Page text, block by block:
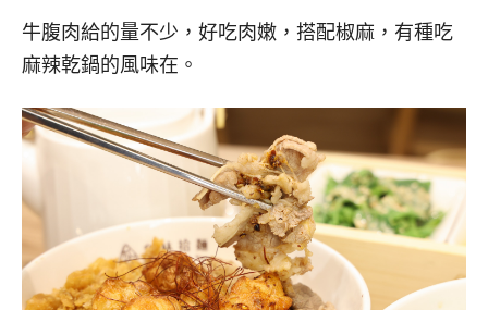
牛腹肉給的量不少，好吃肉嫩，搭配椒麻，有種吃
麻辣乾鍋的風味在。